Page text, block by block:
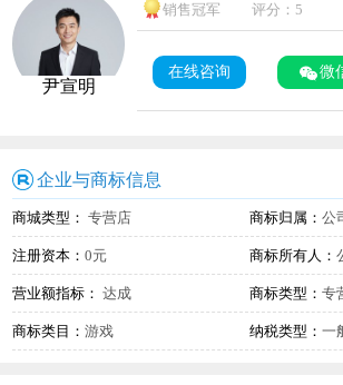
尹宣明
销售冠军 评分：5
在线咨询 微
企业与商标信息
商城类型： 专营店 商标归属： 公
注册资本：0元 商标所有人：
营业额指标： 达成 商标类型： 专
商标类目：游戏 纳税类型： 一